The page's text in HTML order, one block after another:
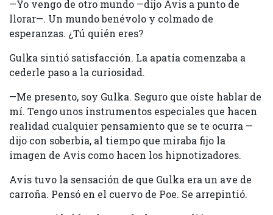
—Yo vengo de otro mundo —dijo Avis a punto de
llorar—. Un mundo benévolo y colmado de
esperanzas. ¿Tú quién eres?
Gulka sintió satisfacción. La apatía comenzaba a
cederle paso a la curiosidad.
—Me presento, soy Gulka. Seguro que oíste hablar de
mí. Tengo unos instrumentos especiales que hacen
realidad cualquier pensamiento que se te ocurra —
dijo con soberbia, al tiempo que miraba fijo la
imagen de Avis como hacen los hipnotizadores.
Avis tuvo la sensación de que Gulka era un ave de
carroña. Pensó en el cuervo de Poe. Se arrepintió.